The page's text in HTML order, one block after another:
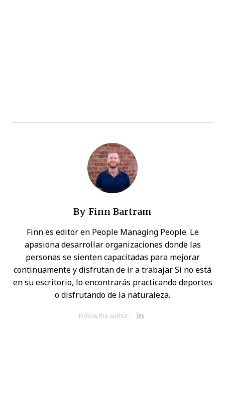
By Finn Bartram
Finn es editor en People Managing People. Le
apasiona desarrollar organizaciones donde las
personas se sienten capacitadas para mejorar
continuamente y disfrutan de ir a trabajar. Si no está
en su escritorio, lo encontrarás practicando deportes
o disfrutando de la naturaleza.
Follow the author: